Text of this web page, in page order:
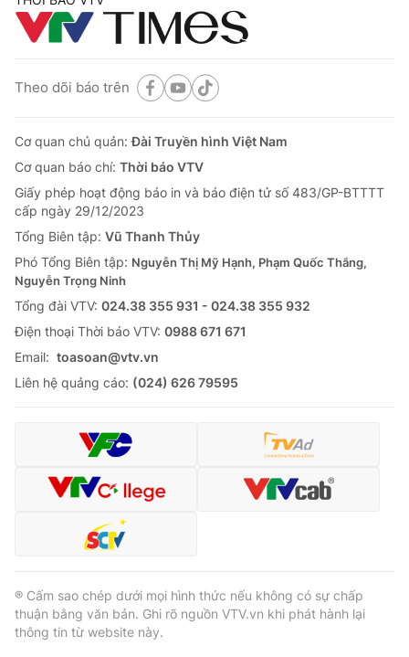
Theo dõi báo trên
Cơ quan chủ quản:Đài Truyền hình Việt Nam
Cơ quan báo chí: Thời báo VTV
Giấy phép hoạt động báo in và báo điện tử số 483/GP-BTTTT
cấp ngày 29/12/2023
Tổng Biên tập: Vũ Thanh Thủy
Phó Tổng Biên tập: Nguyễn Thị Mỹ Hạnh, Phạm Quốc Thắng,
Nguyễn Trọng Ninh
Tổng đài VTV: 024.38 355 931 - 024.38 355 932
Ðiện thoại Thời báo VTV: 0988 671 671
Email: toasoan@vtv.vn
Liên hệ quảng cáo: (024) 626 79595
® Cấm sao chép dưới mọi hình thức nếu không có sự chấp
thuận bằng văn bản. Ghi rõ nguồn VTV.vn khi phát hành lại
thông tin từ website này.